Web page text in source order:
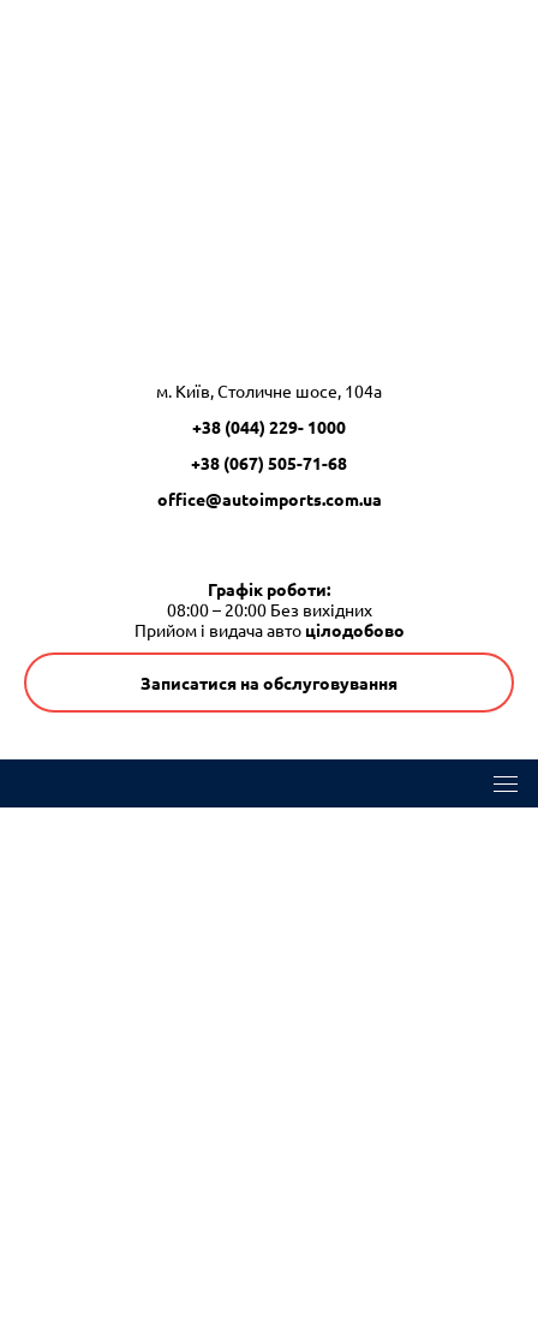
м. Київ, Столичне шосе, 104а
+38 (044) 229- 1000
+38 (067) 505-71-68
office@autoimports.com.ua
Графік роботи:
08:00 – 20:00 Без вихідних
Прийом і видача авто цілодобово
Записатися на обслуговування